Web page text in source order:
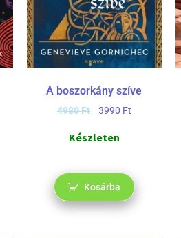
A boszorkány szíve
4980Ft 3990 Ft
Készleten
Kosárba